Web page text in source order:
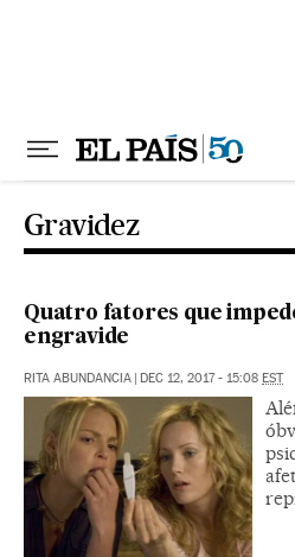
Gravidez
Quatro fatores que
engravide
RITA ABUNDANCIA | DEC 12, 2017 - 15:08 EST